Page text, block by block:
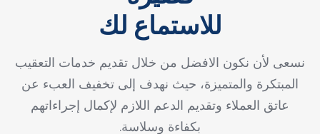
للاستماع لك
نسعى لأن نكون الافضل من خلال تقديم خدمات التعقيب
المبتكرة والمتميزة، حيث نهدف إلى تخفيف العبء عن
عاتق العملاء وتقديم الدعم اللازم لإكمال إجراءاتهم
بكفاءة وسلاسة.